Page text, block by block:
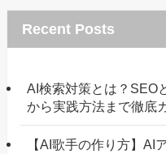
Recent Posts
AI検索対策とは？SEO
から実践方法まで徹底
【AI歌手の作り方】AI